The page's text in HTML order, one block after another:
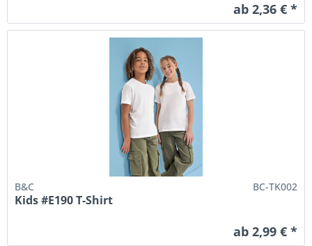
ab 2,36 € *
B&C BC-TK002
Kids #E190 T-Shirt
ab 2,99 € *